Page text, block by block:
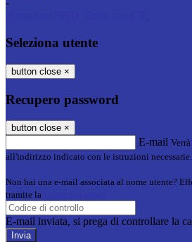
-
Seleziona utente
button close ×
Recupero password
button close ×
E-mail
all'indirizzo indicato con le istruzioni necessarie.
Non hai una e-mail associata al nome utente?
tramite la
E-mail inviata, si prega di controllare la